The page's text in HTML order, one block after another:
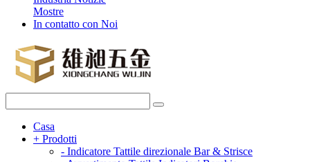
Mostre
In contatto con Noi
Casa
+ Prodotti
- Indicatore Tattile direzionale Bar & Strisce